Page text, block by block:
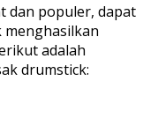
dan populer, dapat
menghasilkan
adalah
drumstick: